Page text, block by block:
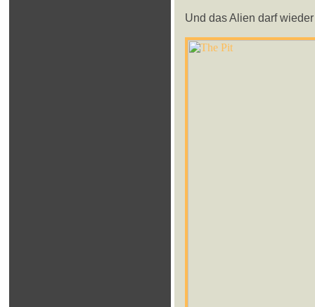
Und das Alien darf